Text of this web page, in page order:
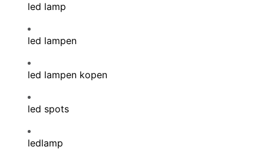
led lamp
led lampen
led lampen kopen
led spots
ledlamp